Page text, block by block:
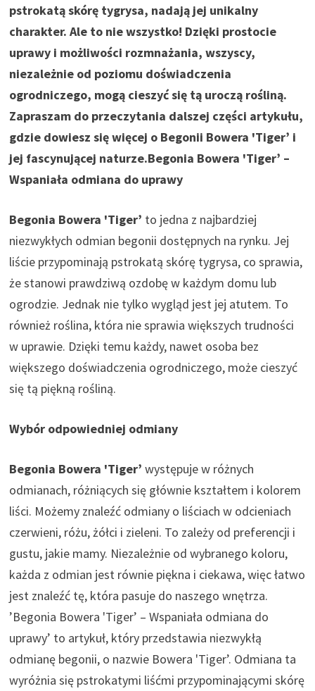
pstrokatą skórę tygrysa, nadają jej unikalny
charakter. Ale to nie wszystko! Dzięki prostocie
uprawy i możliwości rozmnażania, wszyscy,
niezależnie od poziomu doświadczenia
ogrodniczego, mogą cieszyć się tą uroczą rośliną.
Zapraszam do przeczytania dalszej części artykułu,
gdzie dowiesz się więcej o Begonii Bowera 'Tiger’ i
jej fascynującej naturze.Begonia Bowera 'Tiger’ –
Wspaniała odmiana do uprawy
Begonia Bowera 'Tiger’ to jedna z najbardziej
niezwykłych odmian begonii dostępnych na rynku. Jej
liście przypominają pstrokatą skórę tygrysa, co sprawia,
że stanowi prawdziwą ozdobę w każdym domu lub
ogrodzie. Jednak nie tylko wygląd jest jej atutem. To
również roślina, która nie sprawia większych trudności
w uprawie. Dzięki temu każdy, nawet osoba bez
większego doświadczenia ogrodniczego, może cieszyć
się tą piękną rośliną.
Wybór odpowiedniej odmiany
Begonia Bowera 'Tiger’ występuje w różnych
odmianach, różniących się głównie kształtem i kolorem
liści. Możemy znaleźć odmiany o liściach w odcieniach
czerwieni, różu, żółci i zieleni. To zależy od preferencji i
gustu, jakie mamy. Niezależnie od wybranego koloru,
każda z odmian jest równie piękna i ciekawa, więc łatwo
jest znaleźć tę, która pasuje do naszego wnętrza.
’Begonia Bowera 'Tiger’ – Wspaniała odmiana do
uprawy’ to artykuł, który przedstawia niezwykłą
odmianę begonii, o nazwie Bowera 'Tiger’. Odmiana ta
wyróżnia się pstrokatymi liśćmi przypominającymi skórę